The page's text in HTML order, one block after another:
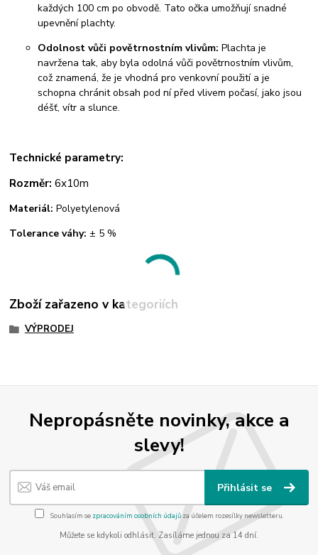
každých 100 cm po obvodě. Tato očka umožňují snadné
upevnění plachty.
Odolnost vůči povětrnostním vlivům: Plachta je
navržena tak, aby byla odolná vůči povětrnostním vlivům,
což znamená, že je vhodná pro venkovní použití a je
schopna chránit obsah pod ní před vlivem počasí, jako jsou
déšť, vítr a slunce.
Technické parametry:
Rozměr: 6x10m
Materiál: Polyetylenová
Tolerance váhy:± 5 %
Zboží zařazeno v kategoriích
VÝPRODEJ
Nepropásněte novinky, akce a
slevy!
Přihlásit se
Souhlasím se zpracováním osobních údajůza účelem rozesílky newsletteru.
Můžete se kdykoli odhlásit. Zasíláme jednou za 14 dní.